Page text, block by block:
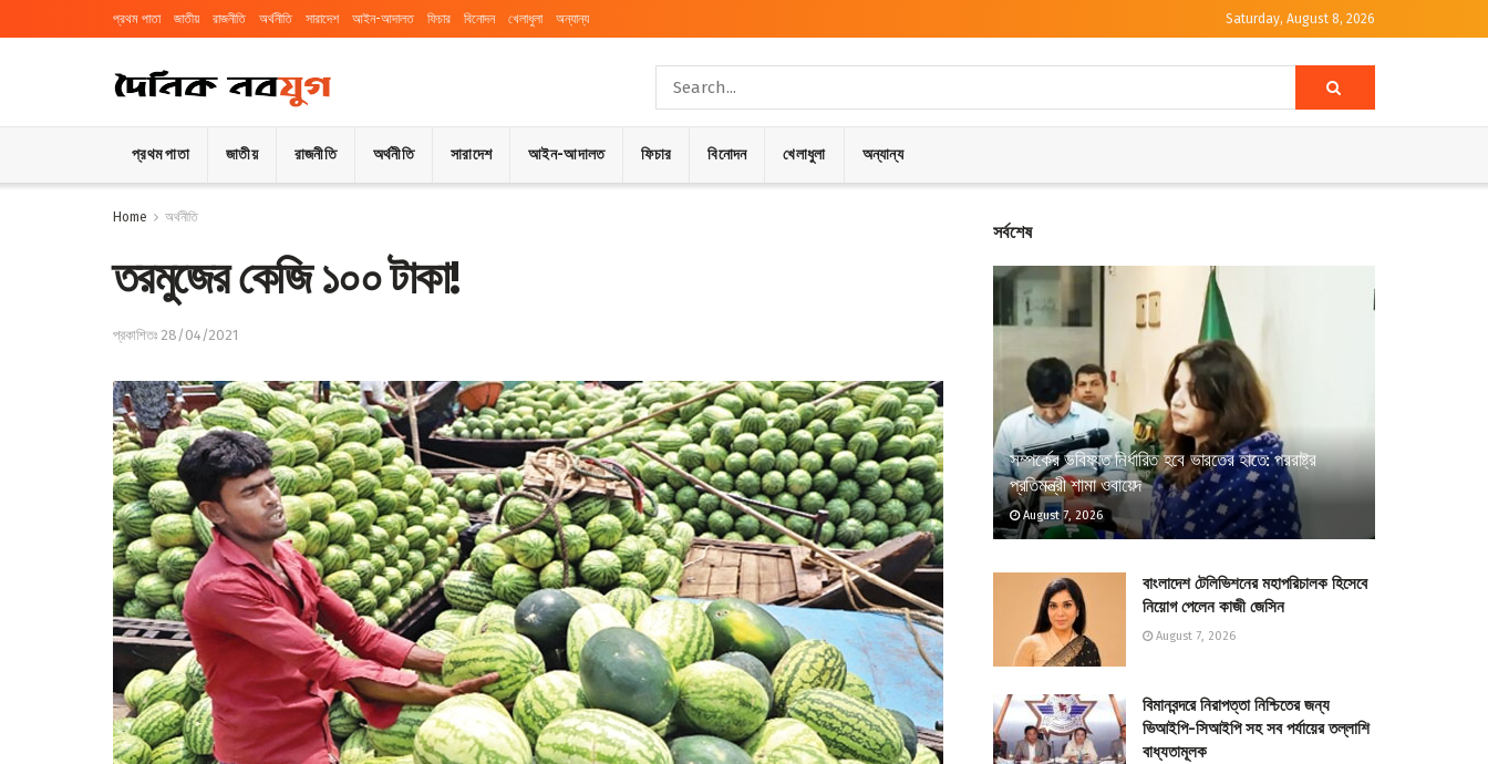
প্রথম পাতা জাতীয় রাজনীতি অর্থনীতি সারাদেশ আইন-আদালত ফিচার বিনোদন খেলাধুলা অন্যান্য Saturday, August 8, 2026
প্রথম পাতা জাতীয় রাজনীতি অর্থনীতি সারাদেশ আইন-আদালত ফিচার বিনোদন খেলাধুলা অন্যান্য
Home অর্থনীতি
তরমুজের কেজি ১০০ টাকা!
প্রকাশিতঃ 28/04/2021
সর্বশেষ
সম্পর্কের ভবিষ্যত নির্ধারিত হবে ভারতের হাতে: পররাষ্ট্র
প্রতিমন্ত্রী শামা ওবায়েদ
August 7, 2026
বাংলাদেশ টেলিভিশনের মহাপরিচালক হিসেবে
নিয়োগ পেলেন কাজী জেসিন
August 7, 2026
বিমানবন্দরে নিরাপত্তা নিশ্চিতের জন্য
ভিআইপি-সিআইপি সহ সব পর্যায়ের তল্লাশি
বাধ্যতামূলক